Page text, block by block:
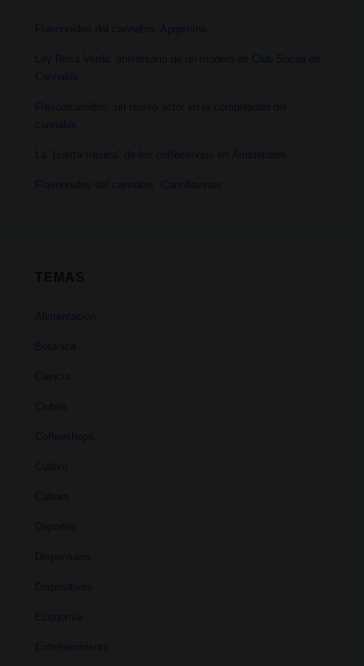
Flavonoides del cannabis: Apigenina
Ley Rosa Verda: aniversario de un modelo de Club Social de
Cannabis
Flavoalcaloides: un nuevo actor en la complejidad del
cannabis
La “puerta trasera” de los coffeeshops en Ámsterdam
Flavonoides del cannabis: Cannflavinas
Alimentación
Botánica
Ciencia
Clubes
Coffeeshops
Cultivo
Cultura
Deportes
Dispensario
Dispositivos
Economía
Entretenimiento